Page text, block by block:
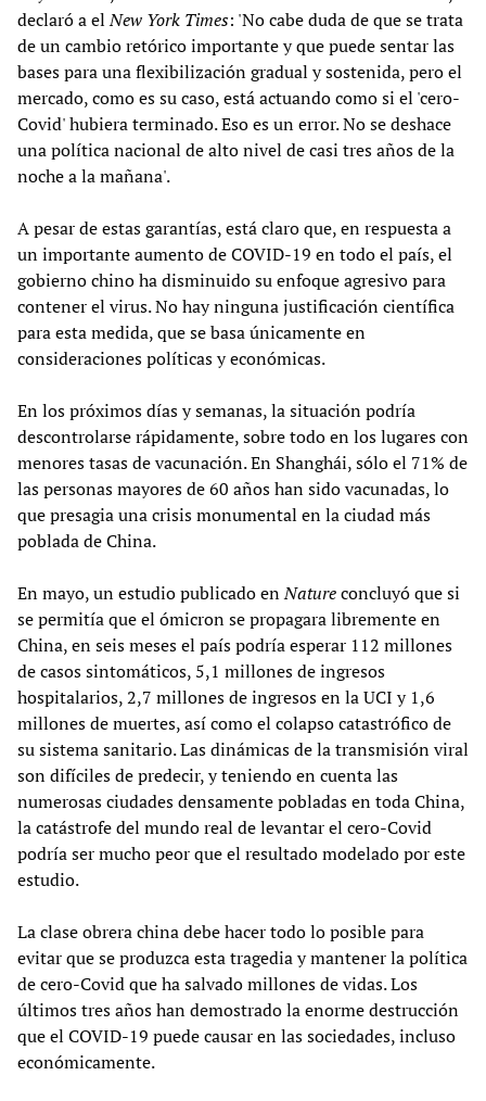
declaró a elNew York Times: 'No cabe duda de que se trata
de un cambio retórico importante y que puede sentar las
bases para una flexibilización gradual y sostenida, pero el
mercado, como es su caso, está actuando como si el 'cero-
Covid' hubiera terminado. Eso es un error. No se deshace
una política nacional de alto nivel de casi tres años de la
noche a la mañana'.
A pesar de estas garantías, está claro que, en respuesta a
un importante aumento de COVID-19 en todo el país, el
gobierno chino ha disminuido su enfoque agresivo para
contener el virus. No hay ninguna justificación científica
para esta medida, que se basa únicamente en
consideraciones políticas y económicas.
En los próximos días y semanas, la situación podría
descontrolarse rápidamente, sobre todo en los lugares con
menores tasas de vacunación. En Shanghái, sólo el 71% de
las personas mayores de 60 años han sido vacunadas, lo
que presagia una crisis monumental en la ciudad más
poblada de China.
En mayo, un estudio publicado enNatureconcluyó que si
se permitía que el ómicron se propagara libremente en
China, en seis meses el país podría esperar 112 millones
de casos sintomáticos, 5,1 millones de ingresos
hospitalarios, 2,7 millones de ingresos en la UCI y 1,6
millones de muertes, así como el colapso catastrófico de
su sistema sanitario. Las dinámicas de la transmisión viral
son difíciles de predecir, y teniendo en cuenta las
numerosas ciudades densamente pobladas en toda China,
la catástrofe del mundo real de levantar el cero-Covid
podría ser mucho peor que el resultado modelado por este
estudio.
La clase obrera china debe hacer todo lo posible para
evitar que se produzca esta tragedia y mantener la política
de cero-Covid que ha salvado millones de vidas. Los
últimos tres años han demostrado la enorme destrucción
que el COVID-19 puede causar en las sociedades, incluso
económicamente.